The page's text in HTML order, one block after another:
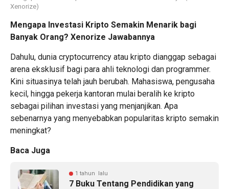
Xenorize)
Mengapa Investasi Kripto Semakin Menarik bagi
Banyak Orang? Xenorize Jawabannya
Dahulu, dunia cryptocurrency atau kripto dianggap sebagai
arena eksklusif bagi para ahli teknologi dan programmer.
Kini situasinya telah jauh berubah. Mahasiswa, pengusaha
kecil, hingga pekerja kantoran mulai beralih ke kripto
sebagai pilihan investasi yang menjanjikan. Apa
sebenarnya yang menyebabkan popularitas kripto semakin
meningkat?
Baca Juga
1 tahun lalu
7 Buku Tentang Pendidikan yang